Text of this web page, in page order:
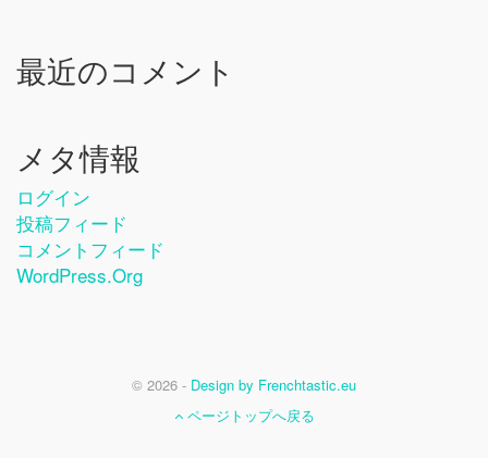
最近のコメント
メタ情報
ログイン
投稿フィード
コメントフィード
WordPress.org
© 2026 - Design by Frenchtastic.eu
ページトップへ戻る